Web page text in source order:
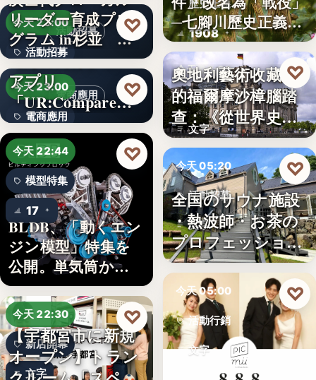
活動招募
今天 23:00
活動招募
5
リーダー育成プロ
グラム in杉並 募
集中…
♡
電商應用
今天 23:00
電商應用
文字
【海外向け】EC
アプリ
「UR:Compare
＆…
♡
今天 22:44
模型特集
17
BLDB、「動くエン
ジン模型」特集を
公開。単気筒から
V8…
♡
今天 22:30
新店開幕
文字
【宇都宮市に新規
オープン】トラン
♡
歷史正義
1908
─七腳川歷史正義不
能停…
今天 06:00
樟腦史
文字
奧地利藝術收藏家
的福爾摩沙樟腦踏
查：《從世界史看
德意志帝…
♡
今天 05:20
活動招募
文字
全国のサウナ施設
・熱波師・お茶の
プロフェッショナ
ル募集！…
♡
今天 05:00
活動行銷
文字
♡